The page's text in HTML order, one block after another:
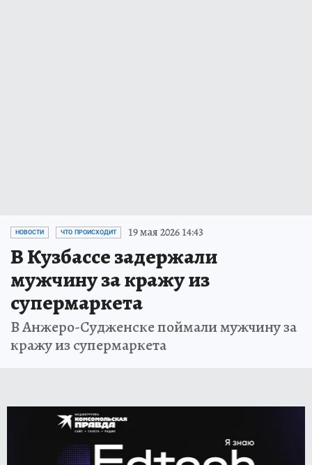
НОВОСТИ ЧТО ПРОИСХОДИТ 19 мая 2026 14:43
В Кузбассе задержали
мужчину за кражу из
супермаркета
В Анжеро-Судженске поймали мужчину за
кражу из супермаркета